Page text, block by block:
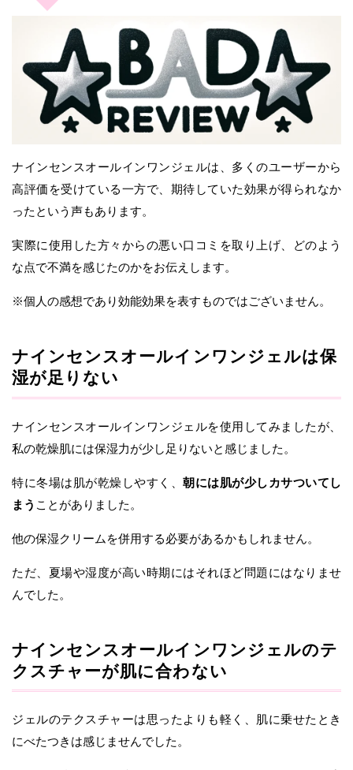
ナインセンスオールインワンジェルは、多くのユーザーから
高評価を受けている一方で、期待していた効果が得られなか
ったという声もあります。
実際に使用した方々からの悪い口コミを取り上げ、どのよう
な点で不満を感じたのかをお伝えします。
※個人の感想であり効能効果を表すものではございません。
ナインセンスオールインワンジェルは保
湿が足りない
ナインセンスオールインワンジェルを使用してみましたが、
私の乾燥肌には保湿力が少し足りないと感じました。
特に冬場は肌が乾燥しやすく、 朝には肌が少しカサついてし
まう ことがありました。
他の保湿クリームを併用する必要があるかもしれません。
ただ、夏場や湿度が高い時期にはそれほど問題にはなりませ
んでした。
ナインセンスオールインワンジェルのテ
クスチャーが肌に合わない
ジェルのテクスチャーは思ったよりも軽く、肌に乗せたとき
にべたつきは感じませんでした。